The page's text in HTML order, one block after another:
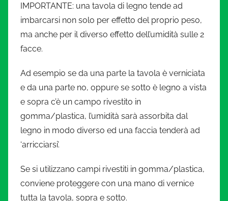
IMPORTANTE: una tavola di legno tende ad
imbarcarsi non solo per effetto del proprio peso,
ma anche per il diverso effetto dell’umidità sulle 2
facce.
Ad esempio se da una parte la tavola è verniciata
e da una parte no, oppure se sotto è legno a vista
e sopra c’è un campo rivestito in
gomma/plastica, l’umidità sarà assorbita dal
legno in modo diverso ed una faccia tenderà ad
‘arricciarsi’.
Se si utilizzano campi rivestiti in gomma/plastica,
conviene proteggere con una mano di vernice
tutta la tavola, sopra e sotto.